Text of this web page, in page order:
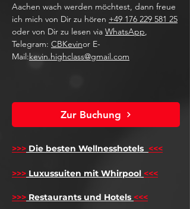
Aachen wach werden möchtest, dann freue
ich mich von Dir zu hören +49 176 229 581 25
oder von Dir zu lesen via WhatsApp,
Telegram: CBKevinor E-
Mail:kevin.highclass@gmail.com
Zur Buchung
>>> Die besten Wellnesshotels <<<
>>> Luxussuiten mit Whirpool <<<
>>> Restaurants und Hotels <<<